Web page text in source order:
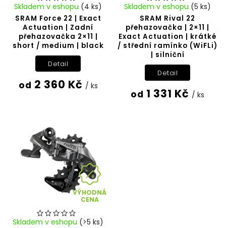
SRAM Force 22 | Exact
Actuation | Zadní
přehazovačka 2×11 |
short / medium | black
Skladem v eshopu (4 ks)
od 2 360 Kč / ks
Detail
SRAM Rival 22
přehazovačka | 2×11 |
Exact Actuation | krátké
/ střední ramínko (WiFLi)
| silniční
Skladem v eshopu (5 ks)
od 1 331 Kč / ks
Detail
VÝHODNÁ
CENA
Skladem v eshopu (>5 ks)